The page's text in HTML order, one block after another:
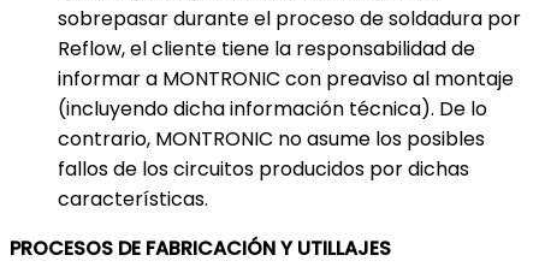
sobrepasar durante el proceso de soldadura por
Reflow, el cliente tiene la responsabilidad de
informar a MONTRONIC con preaviso al montaje
(incluyendo dicha información técnica). De lo
contrario, MONTRONIC no asume los posibles
fallos de los circuitos producidos por dichas
características.
PROCESOS DE FABRICACIÓN Y UTILLAJES